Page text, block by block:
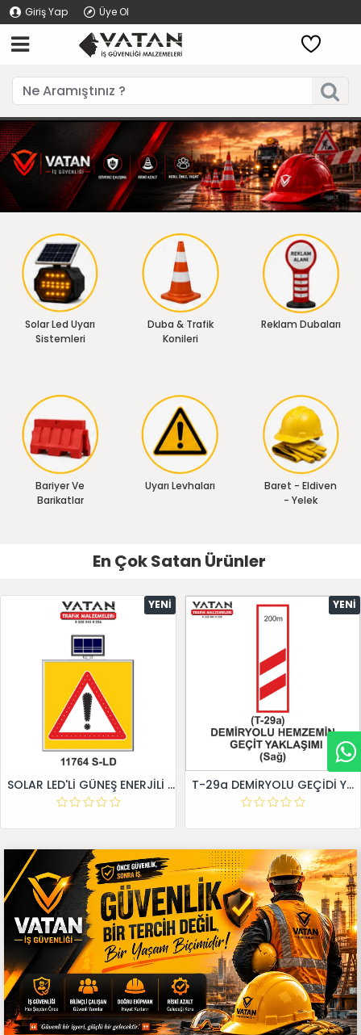
Giriş Yap Üye Ol
Solar Led Uyarı
Sistemleri
Duba & Trafik
Konileri
Reklam Dubaları
Bariyer Ve
Barikatlar
Uyarı Levhaları
Baret - Eldiven
- Yelek
En Çok Satan Ürünler
YENI
SOLAR LED'Lİ GÜNEŞ ENERJİLİ LEVHA
YENI
T-29a DEMİRYOLU GEÇİDİ YAKLAŞIM LEVHALARI (Sağ)